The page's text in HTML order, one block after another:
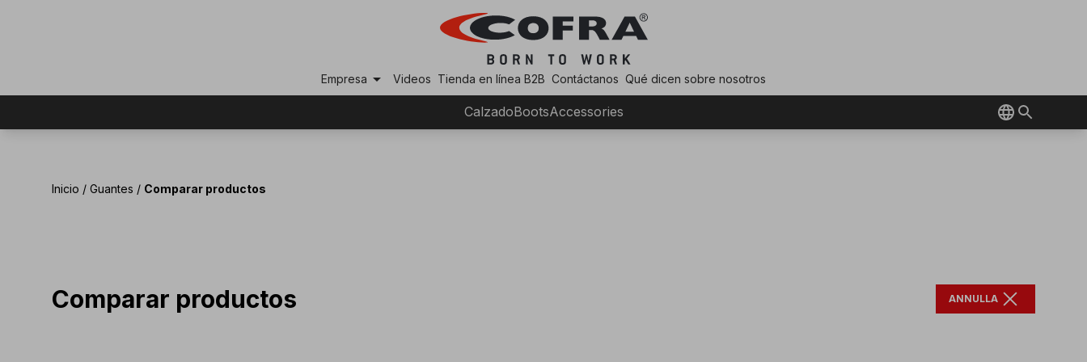
Empresa arrow_drop_down Videos Tienda en línea B2B Contáctanos Qué dicen sobre nosotros
CalzadoBootsAccessories
Inicio / Guantes / Comparar productos
Comparar productos ANNULLA close